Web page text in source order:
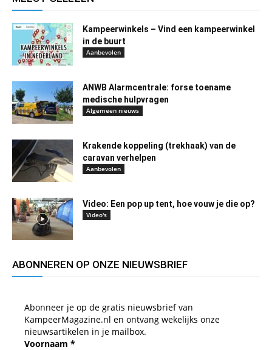
Kampeerwinkels – Vind een kampeerwinkel
in de buurt
Aanbevolen
ANWB Alarmcentrale: forse toename
medische hulpvragen
Algemeen nieuws
Krakende koppeling (trekhaak) van de
caravan verhelpen
Aanbevolen
Video: Een pop up tent, hoe vouw je die op?
Video's
ABONNEREN OP ONZE NIEUWSBRIEF
Abonneer je op de gratis nieuwsbrief van
KampeerMagazine.nl en ontvang wekelijks onze
nieuwsartikelen in je mailbox.
Voornaam *